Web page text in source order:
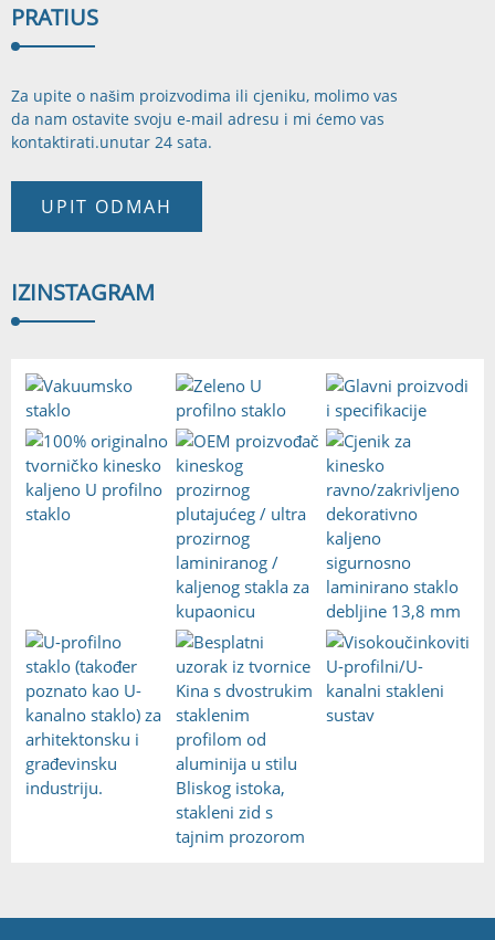
PRATIUS
Za upite o našim proizvodima ili cjeniku, molimo vas
da nam ostavite svoju e-mail adresu i mi ćemo vas
kontaktirati.unutar 24 sata.
UPIT ODMAH
IZINSTAGRAM